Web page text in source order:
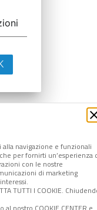
navigazione e funzionali
per fornirti un’esperienza
con le nostre
di marketing
TUTTI I COOKIE.